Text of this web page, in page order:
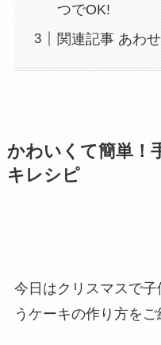
つでOK!
関連記事 あわ
かわいくて簡単！
キレシピ
今日はクリスマスで
うケーキの作り方をご